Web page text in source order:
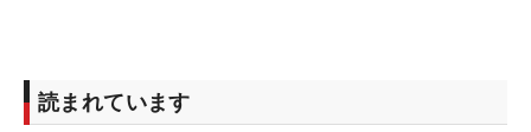
GC（ミネソタ州）で開幕する「KPMG全米女子プロ
選手権」。信頼感が高まった14本とともに、今季2
読まれています